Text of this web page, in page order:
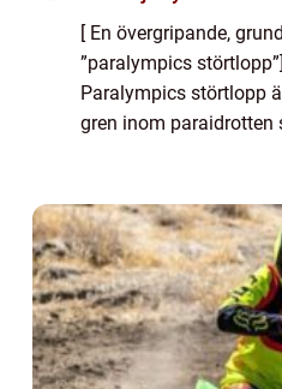
[ En övergripande,
”paralympics
Paralympics störtlopp
gren inom paraidrotten